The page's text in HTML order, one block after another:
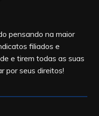
pensando na maior
filiados e
e tirem todas as suas
por seus direitos!